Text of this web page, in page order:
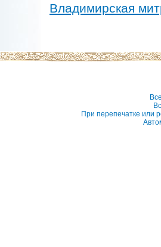
Владимирская
При перепечатке или